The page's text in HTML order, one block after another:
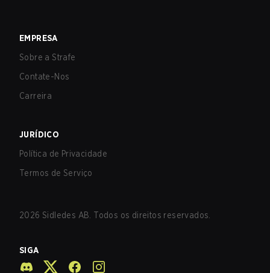
EMPRESA
Sobre a Strafe
Contate-Nos
Carreira
JURÍDICO
Política de Privacidade
Termos de Serviço
2026 Sidledes AB. Todos os direitos reservados.
SIGA